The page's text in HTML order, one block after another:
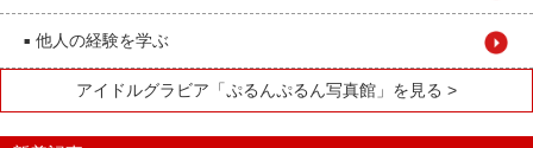
■ 他人の経験を学ぶ
アイドルグラビア「ぷるんぷるん写真館」を見る >